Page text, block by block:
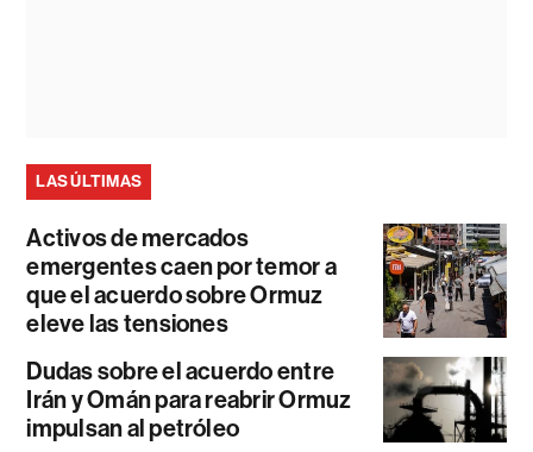
LAS ÚLTIMAS
Activos de mercados
emergentes caen por temor a
que el acuerdo sobre Ormuz
eleve las tensiones
Dudas sobre el acuerdo entre
Irán y Omán para reabrir Ormuz
impulsan al petróleo